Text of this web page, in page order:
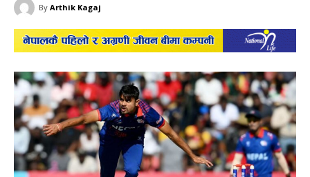
By Arthik Kagaj